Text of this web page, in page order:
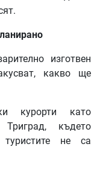
изготвен
какво ще
курорти като
където
не са